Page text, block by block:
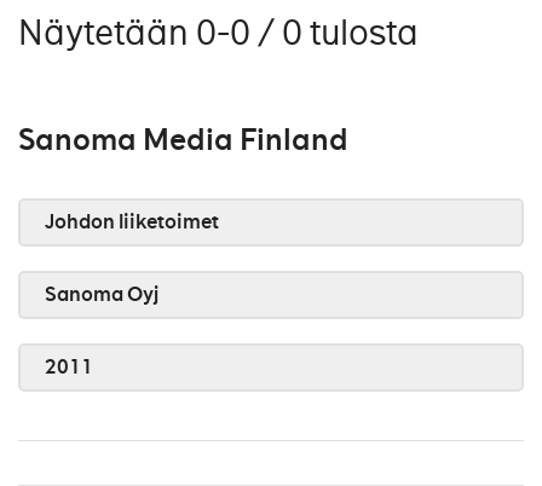
Näytetään 0-0 / 0 tulosta
Sanoma Media Finland
Johdon liiketoimet
Sanoma Oyj
2011